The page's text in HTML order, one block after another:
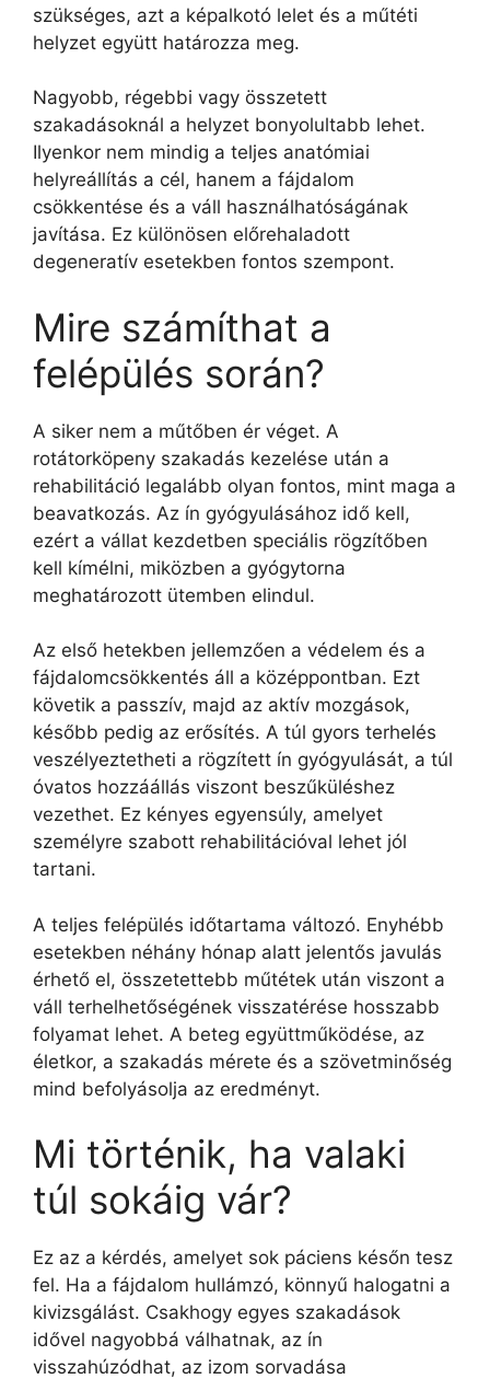
szükséges, azt a képalkotó lelet és a műtéti
helyzet együtt határozza meg.
Nagyobb, régebbi vagy összetett
szakadásoknál a helyzet bonyolultabb lehet.
Ilyenkor nem mindig a teljes anatómiai
helyreállítás a cél, hanem a fájdalom
csökkentése és a váll használhatóságának
javítása. Ez különösen előrehaladott
degeneratív esetekben fontos szempont.
Mire számíthat a
felépülés során?
A siker nem a műtőben ér véget. A
rotátorköpeny szakadás kezelése után a
rehabilitáció legalább olyan fontos, mint maga a
beavatkozás. Az ín gyógyulásához idő kell,
ezért a vállat kezdetben speciális rögzítőben
kell kímélni, miközben a gyógytorna
meghatározott ütemben elindul.
Az első hetekben jellemzően a védelem és a
fájdalomcsökkentés áll a középpontban. Ezt
követik a passzív, majd az aktív mozgások,
később pedig az erősítés. A túl gyors terhelés
veszélyeztetheti a rögzített ín gyógyulását, a túl
óvatos hozzáállás viszont beszűküléshez
vezethet. Ez kényes egyensúly, amelyet
személyre szabott rehabilitációval lehet jól
tartani.
A teljes felépülés időtartama változó. Enyhébb
esetekben néhány hónap alatt jelentős javulás
érhető el, összetettebb műtétek után viszont a
váll terhelhetőségének visszatérése hosszabb
folyamat lehet. A beteg együttműködése, az
életkor, a szakadás mérete és a szövetminőség
mind befolyásolja az eredményt.
Mi történik, ha valaki
túl sokáig vár?
Ez az a kérdés, amelyet sok páciens későn tesz
fel. Ha a fájdalom hullámzó, könnyű halogatni a
kivizsgálást. Csakhogy egyes szakadások
idővel nagyobbá válhatnak, az ín
visszahúzódhat, az izom sorvadása